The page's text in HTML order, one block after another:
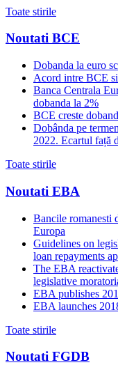
Toate stirile
Noutati BCE
Dobanda la euro
Acord intre BCE
Banca Centrala
dobanda la 2%
BCE creste
Dobânda pe
2022. Ecartul față
Toate stirile
Noutati EBA
Bancile romanesti
Europa
Guidelines on
loan repayments
The EBA
legislative
EBA publishes
EBA launches
Toate stirile
Noutati FGDB